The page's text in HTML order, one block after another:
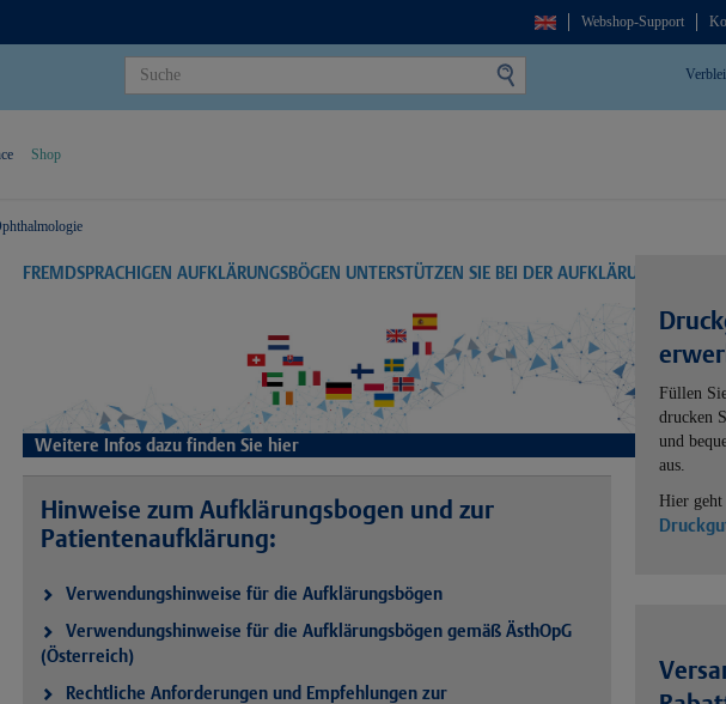
Webshop-Support
Shop
FREMDSPRACHIGEN AUFKLÄRUNGSBÖGEN UNTERSTÜTZEN SIE BEI DER AUFKLÄRUNG
Weitere Infos dazu finden Sie hier
Hinweise zum Aufklärungsbogen und zur
Patientenaufklärung:
Verwendungshinweise für die Aufklärungsbögen
Verwendungshinweise für die Aufklärungsbögen gemäß ÄsthOpG
(Österreich)
Rechtliche Anforderungen und Empfehlungen zur
Füllen
drucken
und
aus.
Hier geht